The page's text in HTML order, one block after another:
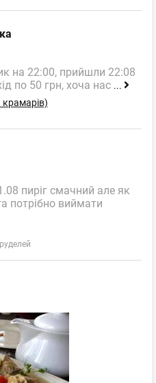
на 22:00, прийшли 22:08
по 50 грн, хоча нас ...
пиріг смачний але як
потрібно виймати